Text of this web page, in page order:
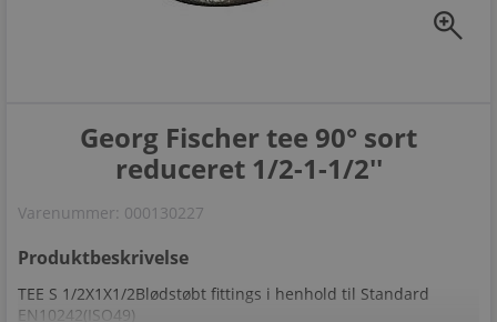
zoom_in
Georg Fischer tee 90° sort
reduceret 1/2-1-1/2''
Varenummer: 000130227
Produktbeskrivelse
TEE S 1/2X1X1/2Blødstøbt fittings i henhold til Standard
EN10242(ISO49)